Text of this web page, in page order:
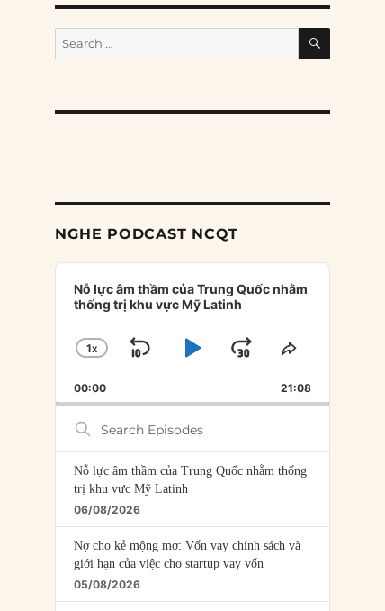
Search
for:
SEARCH
NGHE PODCAST NCQT
Audio
Player
Nỗ lực âm thầm của Trung Quốc nhằm
thống trị khu vực Mỹ Latinh
CHANGE
RATE
1X
SKIP
BACKWARD
PLAYJUMP
FORWARD
SHARE
EPISODE
00:00 21:08
Search
Episodes
Nỗ lực âm thầm của Trung Quốc nhằm thống
trị khu vực Mỹ Latinh
06/08/2026
Nợ cho kẻ mộng mơ: Vốn vay chính sách và
giới hạn của việc cho startup vay vốn
05/08/2026